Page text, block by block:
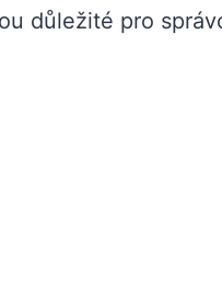
důležité pro